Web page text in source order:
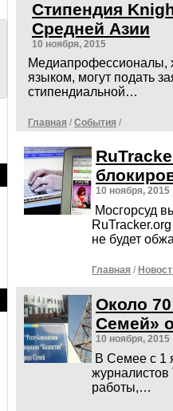
Стипендия
Средней Азии
10 ноября, 2015
Медиапрофессионалы,
языком, могут подать
стипендиальной…
Главная / События /
10 ноября, 2015
Мосгорсуд
не будет
Главная /
Около
Семей»
10 ноября, 2015
В Семее с 1
журналистов
работы,…